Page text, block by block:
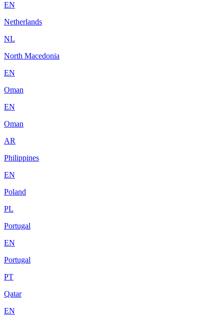
EN
Netherlands
NL
North Macedonia
EN
Oman
EN
Oman
AR
Philippines
EN
Poland
PL
Portugal
EN
Portugal
PT
Qatar
EN